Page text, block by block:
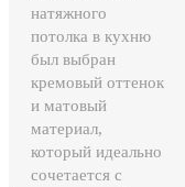
натяжного
потолка в кухню
был выбран
кремовый оттенок
и матовый
материал,
который идеально
сочетается с